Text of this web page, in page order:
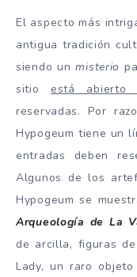
El aspecto más
antigua tradición
siendo unmisterio
sitio está abierto
reservadas. Por
Hypogeum tiene un
entradas deben
Algunos de los
Hypogeum se
Arqueología de La
de arcilla, figuras
Lady, un raro